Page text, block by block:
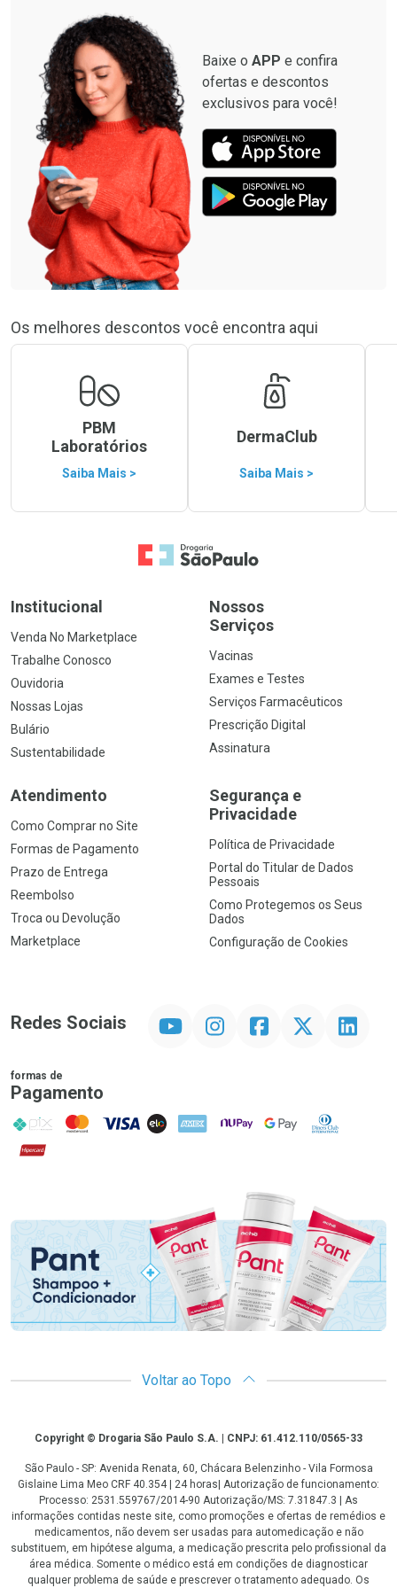
Baixe o APP e confira
ofertas e descontos
exclusivos para você!
Os melhores descontos você encontra aqui
PBM
Laboratórios
Saiba Mais >
DermaClub
Saiba Mais >
Ir para a Home
Institucional
Venda No Marketplace
Trabalhe Conosco
Ouvidoria
Nossas Lojas
Bulário
Sustentabilidade
Nossos
Serviços
Vacinas
Exames e Testes
Serviços Farmacêuticos
Prescrição Digital
Assinatura
Atendimento
Como Comprar no Site
Formas de Pagamento
Prazo de Entrega
Reembolso
Troca ou Devolução
Marketplace
Segurança e
Privacidade
Política de Privacidade
Portal do Titular de Dados
Pessoais
Como Protegemos os Seus
Dados
Configuração de Cookies
Redes Sociais InstagramFacebookTwitter Linkedin
formas de
Pagamento
PIX MasterCard
VISA ELO AMEX NuPay Google PayDiners Club
Hipercard
Promoção em Destaque
Voltar ao Topo
CopyrightCopyright © Drogaria São Paulo S.A. | CNPJ: 61.412.110/0565-33
São Paulo - SP: Avenida Renata, 60, Chácara Belenzinho - Vila Formosa
Gislaine Lima Meo CRF 40.354 | 24 horas| Autorização de funcionamento:
Processo: 2531.559767/2014-90 Autorização/MS: 7.31847.3 | As
informações contidas neste site, como promoções e ofertas de remédios e
medicamentos, não devem ser usadas para automedicação e não
substituem, em hipótese alguma, a medicação prescrita pelo profissional da
área médica. Somente o médico está em condições de diagnosticar
qualquer problema de saúde e prescrever o tratamento adequado. Os